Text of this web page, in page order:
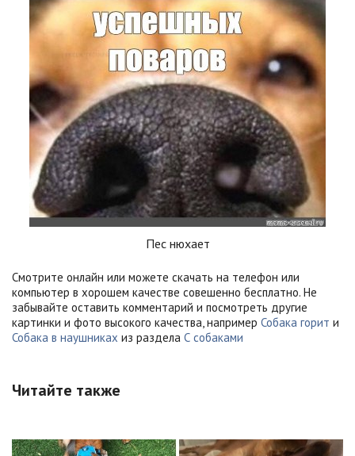
Пес нюхает
Смотрите онлайн или можете скачать на телефон или
компьютер в хорошем качестве совешенно бесплатно. Не
забывайте оставить комментарий и посмотреть другие
картинки и фото высокого качества, например Собака горит и
Собака в наушниках из раздела С собаками
Читайте также